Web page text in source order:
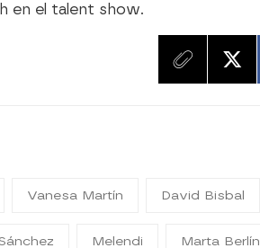
en el talent show.
Vanesa Martín David Bisbal
Melendi Marta Berlín